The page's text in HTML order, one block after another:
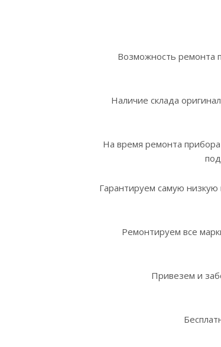
Возможность ремонта
Наличие склада
На время ремонта
Гарантируем самую
Ремонтируем все
Привезем и